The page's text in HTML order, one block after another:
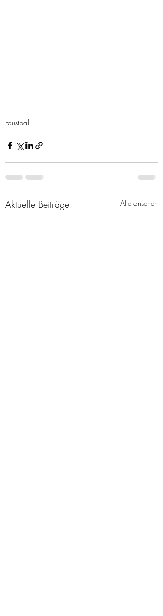
Faustball
Aktuelle Beiträge Alle ansehen